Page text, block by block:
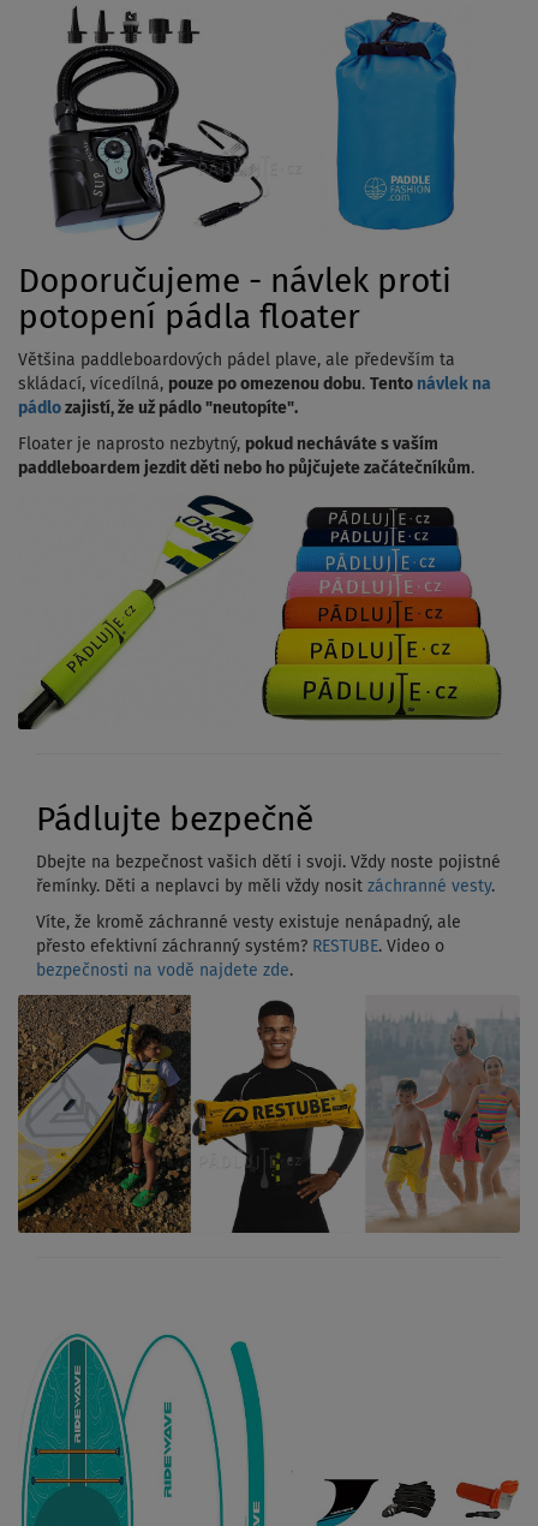
Doporučujeme - návlek proti
potopení pádla floater
Většina paddleboardových pádel plave, ale především ta
skládací, vícedílná, pouze po omezenou dobu. Tento návlek na
pádlo zajistí, že už pádlo "neutopíte".
Floater je naprosto nezbytný, pokud necháváte s vaším
paddleboardem jezdit děti nebo ho půjčujete začátečníkům.
Pádlujte bezpečně
Dbejte na bezpečnost vašich dětí i svoji. Vždy noste pojistné
řemínky. Děti a neplavci by měli vždy nosit záchranné vesty.
Víte, že kromě záchranné vesty existuje nenápadný, ale
přesto efektivní záchranný systém? RESTUBE. Video o
bezpečnosti na vodě najdete zde.